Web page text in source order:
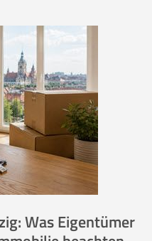
Was Eigentümer